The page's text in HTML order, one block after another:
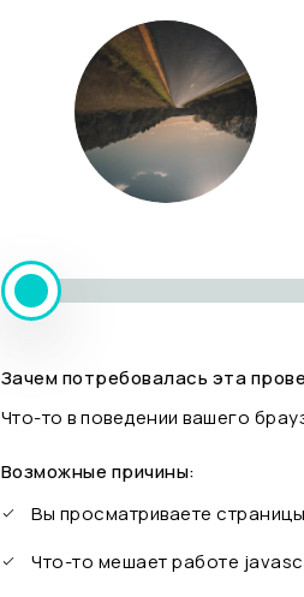
Зачем потребовалась эта
Что-то в поведении вашего
Возможные причины:
Вы просматриваете
Что-то мешает работе